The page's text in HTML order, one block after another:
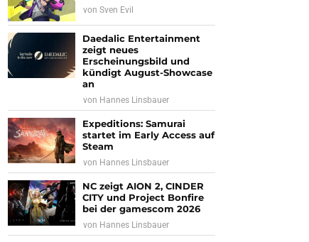
vonSven Evil
Daedalic Entertainment
zeigt neues
Erscheinungsbild und
kündigt August-Showcase
an
von Hannes Linsbauer
Expeditions: Samurai
startet im Early Access auf
Steam
von Hannes Linsbauer
NC zeigt AION 2, CINDER
CITY und Project Bonfire
bei der gamescom 2026
von Hannes Linsbauer